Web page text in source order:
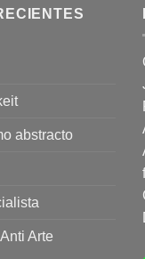
abstracto
Arte